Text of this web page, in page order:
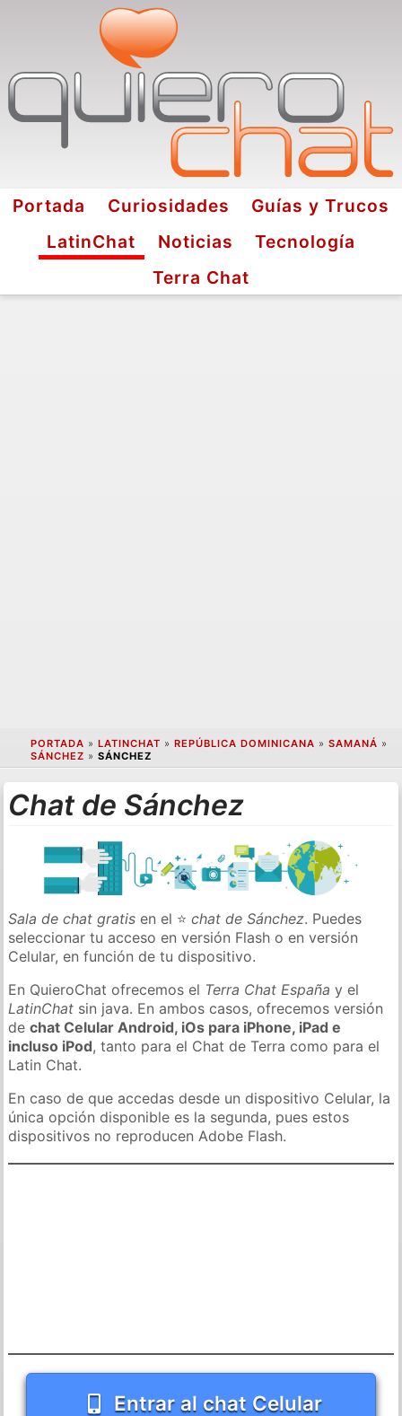
Portada Curiosidades
Guías y Trucos
LatinChat
Noticias
Tecnología
Terra Chat
PORTADA » LATINCHAT » REPÚBLICA DOMINICANA » SAMANÁ »
SÁNCHEZ » SÁNCHEZ
Chat de Sánchez
Sala de chat gratis en el ⭐chat de Sánchez. Puedes
seleccionar tu acceso en versión Flash o en versión
Celular, en función de tu dispositivo.
En QuieroChat ofrecemos el Terra Chat España y el
LatinChat sin java. En ambos casos, ofrecemos versión
dechat Celular Android, iOs para iPhone, iPad e
incluso iPod, tanto para el Chat de Terra como para el
Latin Chat.
En caso de que accedas desde un dispositivo Celular, la
única opción disponible es la segunda, pues estos
dispositivos no reproducen Adobe Flash.
Entrar al chat Celular